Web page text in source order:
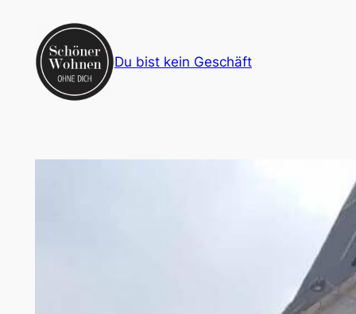
springen
Du bist kein Geschäft